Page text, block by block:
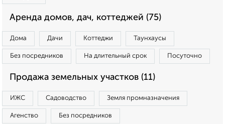
Аренда домов, дач, коттеджей (75)
Дома Дачи Коттеджи Таунхаусы
Без посредников На длительный срок Посуточно
Продажа земельных участков (11)
ИЖС Садоводство Земля промназначения
Агенство Без посредников